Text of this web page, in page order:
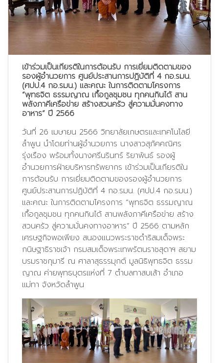
เข้าร่วมเป็นเกียรติในการต้อนรับ การเยี่ยมติดตามของ
รองผู้อำนวยการ ศูนย์ประสานการปฏิบัติที่ 4 กอ.รมน.
(ศปป.4 กอ.รมน.) และคณะ ในการติดตามโครงการ
“พุทธจิต ธรรมญาณ เกื้อกูลชุมชน ทุกคนกินได้ สาน
พลังภาคีเครือข่าย สร้างสวนครัว สู่ความมั่นคงทาง
อาหาร” ปี 2566
วันที่ 26 เมษายน 2566 วิทยาลัยเกษตรและเทคโนโลยี
ลำพูน นำโดยท่านผู้อำนวยการ นางสาวสุภัคคณิศร
รุ่งเรือง พร้อมทั้งนางศรีนรินทร์ ริยาพันธ์ รองผู้
อำนวยการฝ่ายบริหารทรัพยากร เข้าร่วมเป็นเกียรติใน
การต้อนรับ การเยี่ยมติดตามของรองผู้อำนวยการ
ศูนย์ประสานการปฏิบัติที่ 4 กอ.รมน. (ศปป.4 กอ.รมน.)
และคณะ ในการติดตามโครงการ “พุทธจิต ธรรมญาณ
เกื้อกูลชุมชน ทุกคนกินได้ สานพลังภาคีเครือข่าย สร้าง
สวนครัว สู่ความมั่นคงทางอาหาร” ปี 2566 ตามหลัก
เศรษฐกิจพอเพียง สนองแนวพระราชดำริสมเด็จพระ
กนิษฐาธิราชเจ้า กรมสมเด็จพระเทพรัตนราชสุดาฯ สยาม
บรมราชกุมารี ณ ศาลาสุธรรมุกต์ มูลนิธิพุทธจิต ธรรม
ญาณ ค่ายพุทธบุตรแห่งที่ 7 ตำบลทาสบเส้า อำเภอ
แม่ทา จังหวัดลำพูน